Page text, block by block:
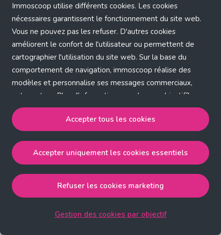
Immoscoop utilise différents cookies. Les cookies
nécessaires garantissent le fonctionnement du site web.
Vous ne pouvez pas les refuser. D'autres cookies
améliorent le confort de l'utilisateur ou permettent de
cartographier l'utilisation du site web. Sur la base du
comportement de navigation, immoscoop réalise des
modèles et personnalise ses messages commerciaux,
entre autres. Plus d'informations sur chaque objectif?
Cliquez sur 'Gestion des cookies par objectif'.
Notre politique de cookies
Accepter tous les cookies
strictement nécessaires, performance, fonctionnalité et
publicité ciblée.
Accepter uniquement les cookies essentielsaccepte
les cookies strictement nécessaires.
Accepter tous les cookies
Accepter uniquement les cookies essentiels
Refuser les cookies marketing
Gestion des cookies par objectif
Application error: a client-side exception has occurred (see the
browser console for more information)